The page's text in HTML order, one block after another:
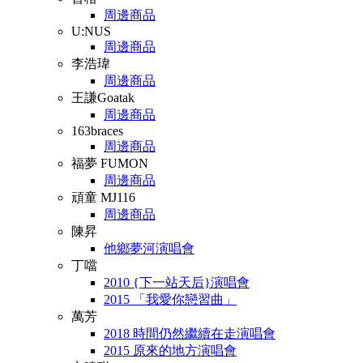
周邊商品
U:NUS
周邊商品
李浩瑋
周邊商品
王謙Goatak
周邊商品
163braces
周邊商品
福夢 FUMON
周邊商品
頑童 MJ116
周邊商品
陳昇
他鄉夢河演唱會
丁噹
2010 {下一站天后}演唱會
2015 「我愛你戀習曲」
萬芳
2018 時間仍然繼續在走演唱會
2015 原來的地方演唱會